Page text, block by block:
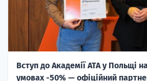
Вступ до Академії ATA у Польщі
умовах -50% — офіційний